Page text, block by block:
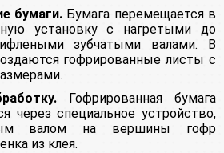
бумаги. Бумага перемещается в
установку с нагретыми до
зубчатыми валами. В
гофрированные листы с
Гофрированная бумага
через специальное устройство,
валом на вершины гофр
из клея.